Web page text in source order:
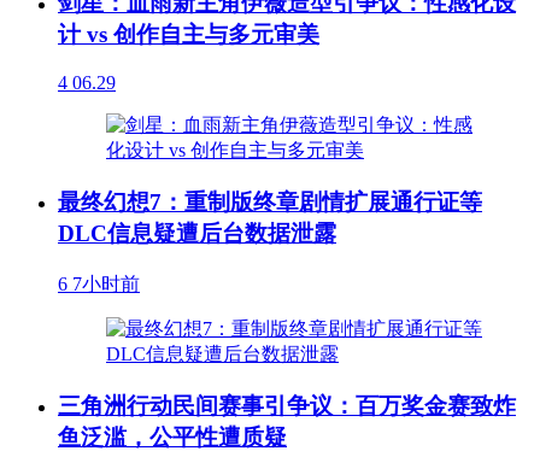
计 vs 创作自主与多元审美
4 06.29
最终幻想7：重制版终章剧情扩展通行证等
DLC信息疑遭后台数据泄露
6 7小时前
三角洲行动民间赛事引争议：百万奖金赛致炸
鱼泛滥，公平性遭质疑